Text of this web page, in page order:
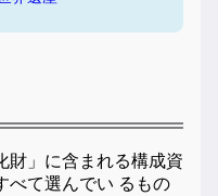
財」に含まれる構成資
べて選んでい るもの